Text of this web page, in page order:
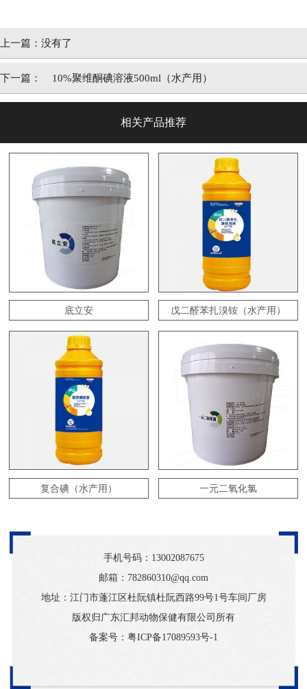
上一篇： 没有了
下一篇： 10%聚维酮碘溶液500ml（水产用）
相关产品推荐
底立安 戊二醛苯扎溴铵（水产用）
复合碘（水产用） 一元二氧化氯
手机号码： 13002087675
邮箱：782860310@qq.com
地址：江门市蓬江区杜阮镇杜阮西路99号1号车间厂房
版权归广东汇邦动物保健有限公司所有
备案号： 粤ICP备17089593号-1